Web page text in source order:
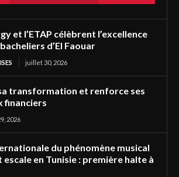
et l’ETAP célèbrent l’excellence
d’El Faouar
juillet 30, 2026
transformation et renforce ses
financiers
2026
du phénomène musical
en Tunisie : première halte à